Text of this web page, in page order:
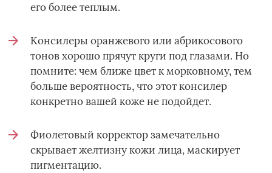
его более теплым.
Консилеры оранжевого или абрикосового
тонов хорошо прячут круги под глазами. Но
помните: чем ближе цвет к морковному, тем
больше вероятность, что этот консилер
конкретно вашей коже не подойдет.
Фиолетовый корректор замечательно
скрывает желтизну кожи лица, маскирует
пигментацию.